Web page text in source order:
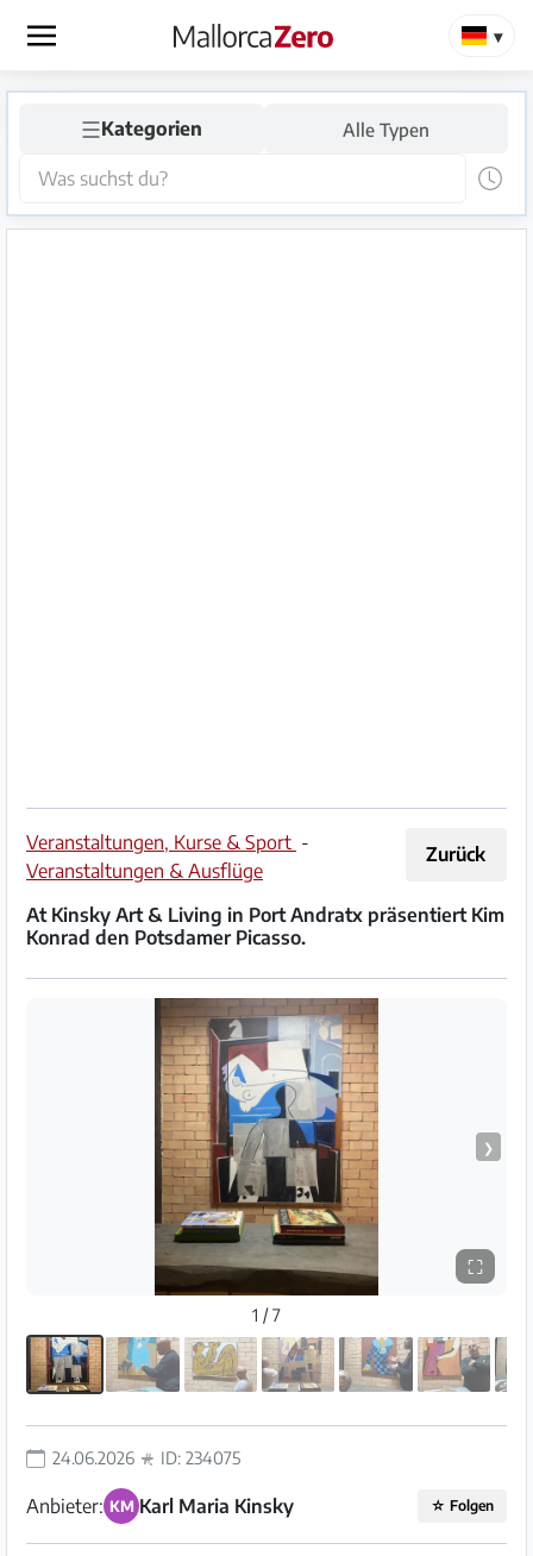
×
Startseite
Anzeige
aufgeben
Hilfe
&
☰Kategorien Alle Typen
Zurück
Veranstaltungen, Kurse & Sport -
Veranstaltungen & Ausflüge
At Kinsky Art & Living in Port Andratx präsentiert Kim
Konrad den Potsdamer Picasso.
❯
⛶
1 / 7
24.06.2026 ID: 234075
Anbieter: KM Karl Maria Kinsky ☆ Folgen